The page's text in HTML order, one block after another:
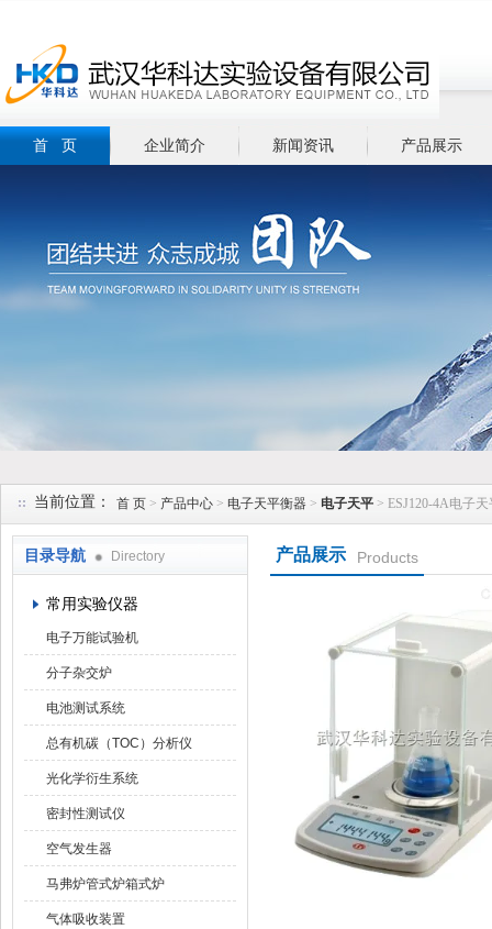
首 页 企业简介 新闻资讯 产品展示
当前位置： 首 页 > 产品中心 > 电子天平衡器 > 电子天平 > ESJ120-4A电子天
目录导航 Directory
常用实验仪器
电子万能试验机
分子杂交炉
电池测试系统
总有机碳（TOC）分析仪
光化学衍生系统
密封性测试仪
空气发生器
马弗炉管式炉箱式炉
气体吸收装置
产品展示 Products